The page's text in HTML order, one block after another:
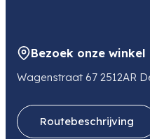
E-mail
foto@sigmabenelux.com
Bezoek onze winkel
Wagenstraat 67 2512AR
Routebeschrijving